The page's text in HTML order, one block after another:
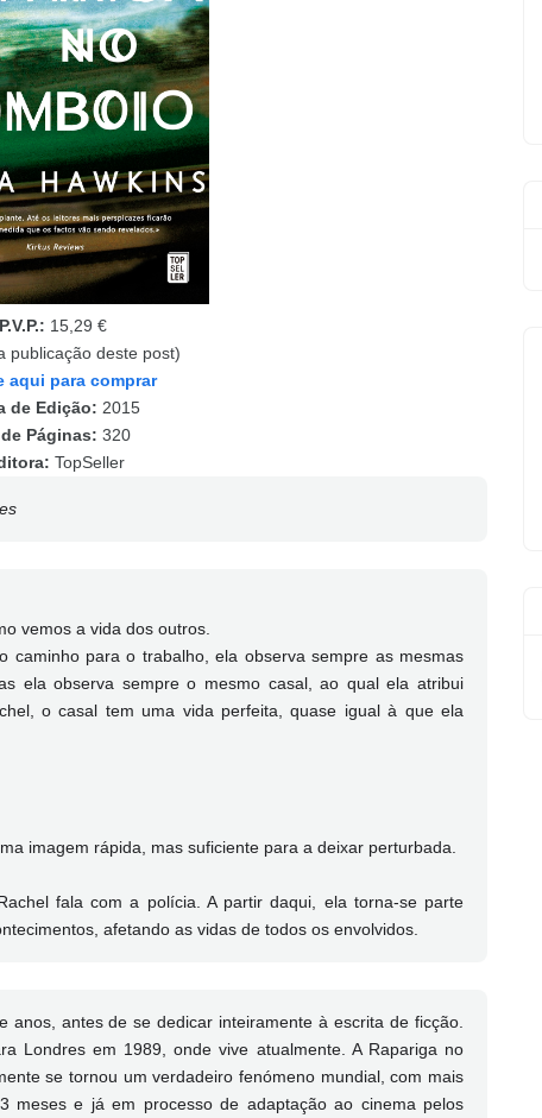
P.V.P.: 15,29 €
publicação deste post)
aqui para comprar
de Edição: 2015
de Páginas: 320
TopSeller
vemos a vida dos outros.
caminho para o trabalho, ela observa sempre as mesmas
ela observa sempre o mesmo casal, ao qual ela atribui
o casal tem uma vida perfeita, quase igual à que ela
imagem rápida, mas suficiente para a deixar perturbada.
fala com a polícia. A partir daqui, ela torna-se parte
afetando as vidas de todos os envolvidos.
anos, antes de se dedicar inteiramente à escrita de ficção.
Londres em 1989, onde vive atualmente. A Rapariga no
se tornou um verdadeiro fenómeno mundial, com mais
meses e já em processo de adaptação ao cinema pelos